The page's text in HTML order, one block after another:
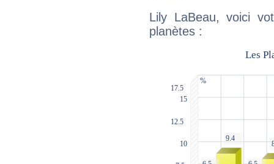
Lily LaBeau, voici
planètes :